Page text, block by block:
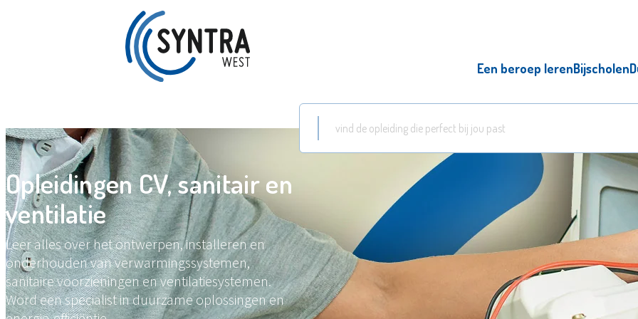
Een beroep lerenBijscholen
Zoeken
Opleidingen CV, sanitair en
ventilatie
Leer alles over het ontwerpen, installeren en
onderhouden van verwarmingssystemen,
sanitaire voorzieningen en ventilatiesystemen.
Word een specialist in duurzame oplossingen en